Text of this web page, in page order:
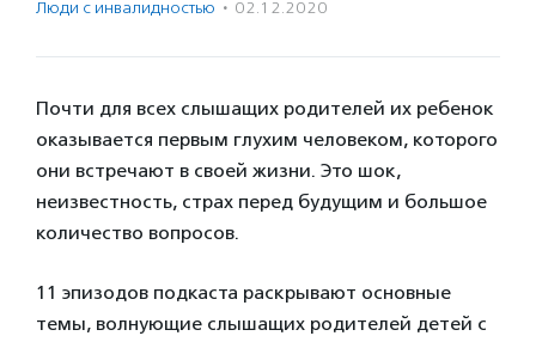
Люди с инвалидностью · 02.12.2020
Почти для всех слышащих родителей их ребенок
оказывается первым глухим человеком, которого
они встречают в своей жизни. Это шок,
неизвестность, страх перед будущим и большое
количество вопросов.
11 эпизодов подкаста раскрывают основные
темы, волнующие слышащих родителей детей с